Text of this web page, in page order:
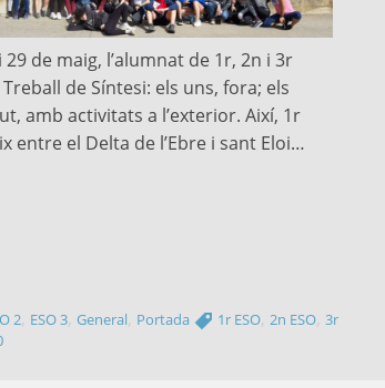
29 de maig, l’alumnat de 1r, 2n i 3r
Treball de Síntesi: els uns, fora; els
amb activitats a l’exterior. Així, 1r
entre el Delta de l’Ebre i sant Eloi…
2 ESO 3 ,General Portada 1r ESO ,2n ESO ,3r